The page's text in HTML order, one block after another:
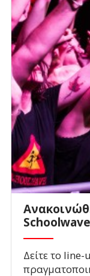
Δείτε το